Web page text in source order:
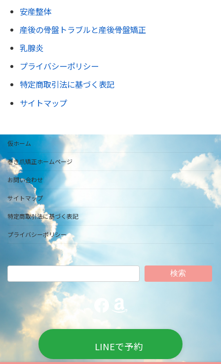
安産整体
産後の骨盤トラブルと産後骨盤矯正
乳腺炎
プライバシーポリシー
特定商取引法に基づく表記
サイトマップ
仮ホーム
巻き爪矯正ホームページ
お問い合わせ
サイトマップ
特定商取引法に基づく表記
プライバシーポリシー
検索
Facebook
Amazon
LINEで予約